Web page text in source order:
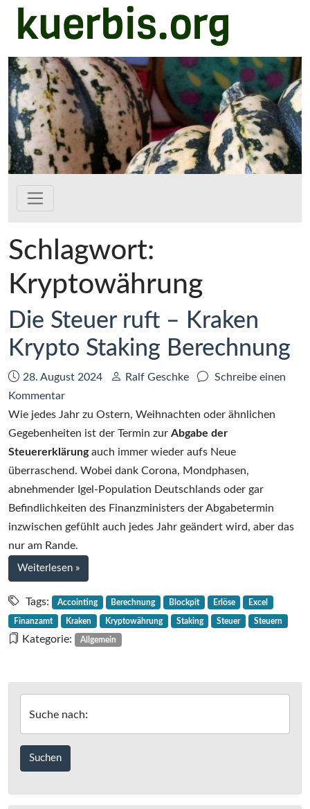
Zum Hauptinhalt springen
kuerbis.org
Schlagwort:
Kryptowährung
Die Steuer ruft – Kraken
Krypto Staking Berechnung
Datum:
28. August 2024 Autor:
Ralf Geschke
Schreibe einen
Kommentarzu
Die
Steuer
ruft
–
Kraken
Krypto
Staking
Berechnung
Wie jedes Jahr zu Ostern, Weihnachten oder ähnlichen
Gegebenheiten ist der Termin zur Abgabe der
Steuererklärungauch immer wieder aufs Neue
überraschend. Wobei dank Corona, Mondphasen,
abnehmender Igel-Population Deutschlands oder gar
Befindlichkeiten des Finanzministers der Abgabetermin
inzwischen gefühlt auch jedes Jahr geändert wird, aber das
nur am Rande.
Weiterlesen bei
Die
Steuer
ruft
–
Staking
»
Tags: Accointing Berechnung Blockpit Erlöse Excel
Finanzamt Kraken Kryptowährung Staking Steuer Steuern
Kategorie: Allgemein
Suche nach: